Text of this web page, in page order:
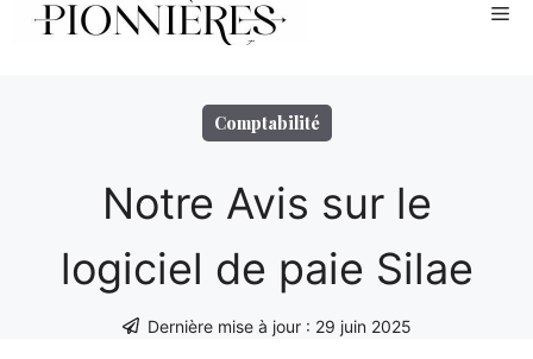
Comptabilité
Notre Avis sur le
logiciel de paie Silae
Dernière mise à jour : 29 juin 2025